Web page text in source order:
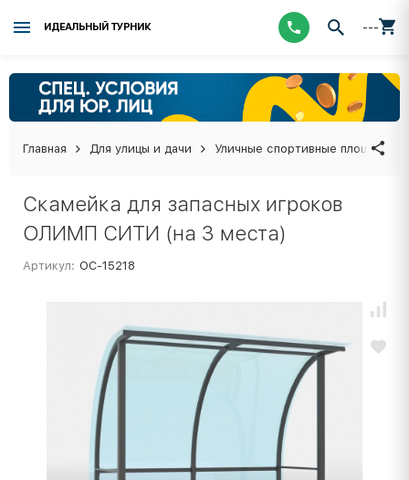
ИДЕАЛЬНЫЙ ТУРНИК ---
Главная Для улицы и дачи Уличные спортивные площадки
Скамейка для запасных игроков
ОЛИМП СИТИ (на 3 места)
Артикул: ОС-15218